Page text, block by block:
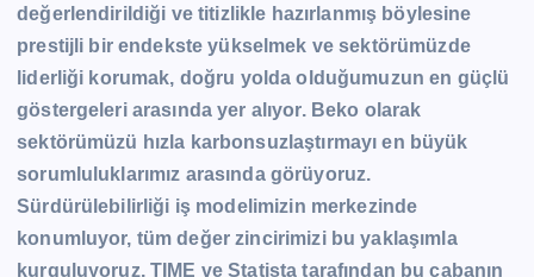
değerlendirildiği ve titizlikle hazırlanmış böylesine
prestijli bir endekste yükselmek ve sektörümüzde
liderliği korumak, doğru yolda olduğumuzun en güçlü
göstergeleri arasında yer alıyor. Beko olarak
sektörümüzü hızla karbonsuzlaştırmayı en büyük
sorumluluklarımız arasında görüyoruz.
Sürdürülebilirliği iş modelimizin merkezinde
konumluyor, tüm değer zincirimizi bu yaklaşımla
kurguluyoruz. TIME ve Statista tarafından bu çabanın